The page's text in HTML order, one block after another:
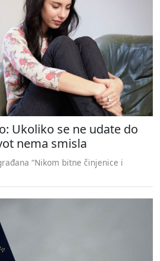
Ukoliko se ne udate do
nema smisla
“Nikom bitne činjenice i